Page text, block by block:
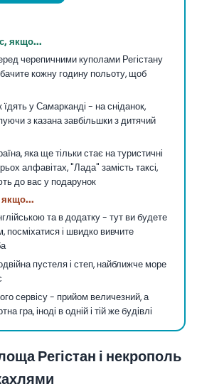
якщо...
черепичними куполами Регістану
кожну годину польоту, щоб
їдять у Самарканді - на сніданок,
з казана завбільшки з дитячий
яка ще тільки стає на туристичні
алфавітах, "Лада" замість таксі,
до вас у подарунок
якщо...
та в додатку - тут ви будете
посміхатися і швидко вивчите
пустеля і степ, найближче море
сервісу - прийом величезний, а
гра, іноді в одній і тій же будівлі
Регістан і некрополь